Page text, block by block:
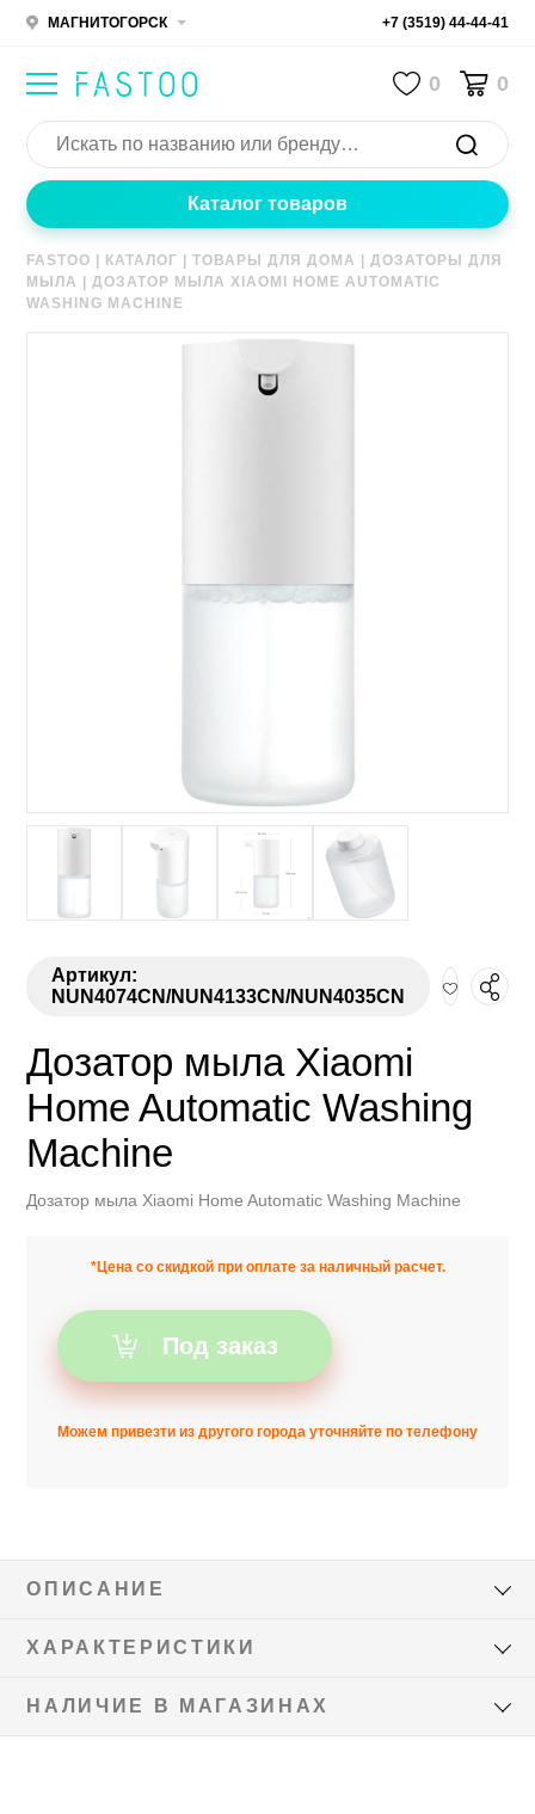
МАГНИТОГОРСК +7 (3519) 44-44-41
0 0
Каталог товаров
FASTOO КАТАЛОГ |ТОВАРЫ ДЛЯ ДОМА |ДОЗАТОРЫ ДЛЯ
МЫЛА
|ДОЗАТОР МЫЛА XIAOMI HOME AUTOMATIC
WASHING MACHINE
Артикул:
NUN4074CN/NUN4133CN/NUN4035CN
Дозатор мыла Xiaomi
Home Automatic Washing
Machine
Дозатор мыла Xiaomi Home Automatic Washing Machine
*Цена со скидкой при оплате за наличный расчет.
Под заказ
Можем привезти из другого города уточняйте по телефону
ОПИСАНИЕ
ХАРАКТЕРИСТИКИ
НАЛИЧИЕ В МАГАЗИНАХ